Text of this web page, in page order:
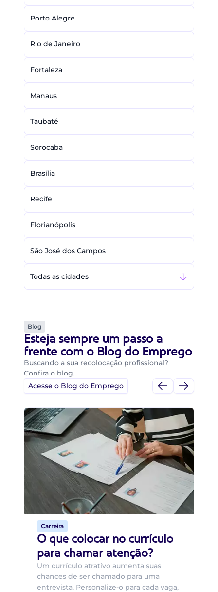
Porto Alegre
Rio de Janeiro
Fortaleza
Manaus
Taubaté
Sorocaba
Brasília
Recife
Florianópolis
São José dos Campos
Todas as cidades
Blog
Esteja sempre um passo a
frente com o Blog do Emprego
Buscando a sua recolocação profissional?
Confira o blog…
Acesse o Blog do Emprego
Carreira
O que colocar no currículo
para chamar atenção?
Um currículo atrativo aumenta suas
chances de ser chamado para uma
entrevista. Personalize-o para cada vaga,